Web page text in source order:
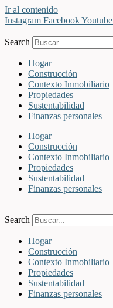
Ir al contenido
Instagram FacebookYoutube
Search
Hogar
Construcción
Contexto Inmobiliario
Propiedades
Sustentabilidad
Finanzas personales
Hogar
Construcción
Contexto Inmobiliario
Propiedades
Sustentabilidad
Finanzas personales
Search
Hogar
Construcción
Contexto Inmobiliario
Propiedades
Sustentabilidad
Finanzas personales